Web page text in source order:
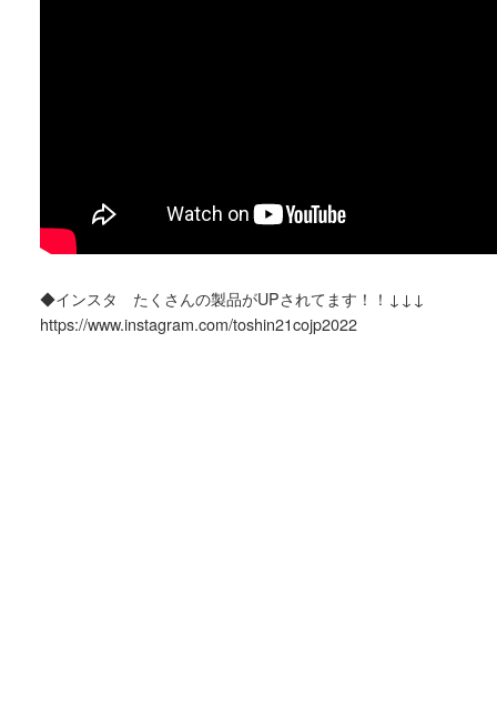
◆インスタ たくさんの製品がUPされてます！！↓↓↓
https://www.instagram.com/toshin21cojp2022